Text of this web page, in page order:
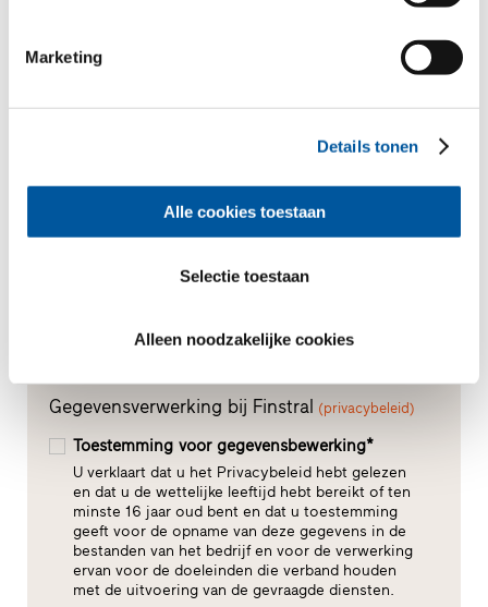
Marketing
Details tonen
Alle cookies toestaan
Selectie toestaan
Alleen noodzakelijke cookies
Gegevensverwerking bij Finstral (privacybeleid)
Toestemming voor gegevensbewerking*
U verklaart dat u het Privacybeleid hebt gelezen
en dat u de wettelijke leeftijd hebt bereikt of ten
minste 16 jaar oud bent en dat u toestemming
geeft voor de opname van deze gegevens in de
bestanden van het bedrijf en voor de verwerking
ervan voor de doeleinden die verband houden
met de uitvoering van de gevraagde diensten.